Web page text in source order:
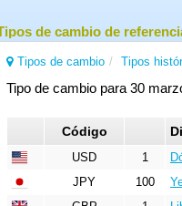
de cambio de
Tipos de cambio Tipos
Tipo de cambio para 30
Código
USD 1
JPY
100